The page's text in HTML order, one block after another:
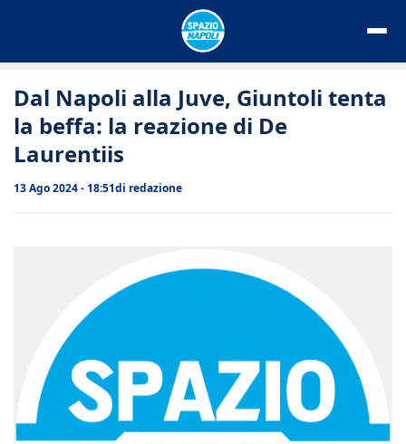
Dal Napoli alla Juve, Giuntoli tenta
la beffa: la reazione di De
Laurentiis
13 Ago 2024 - 18:51di redazione